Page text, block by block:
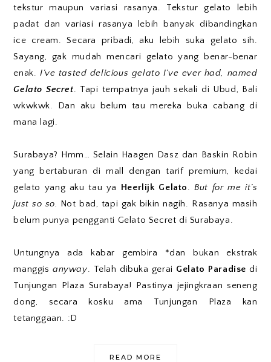
tekstur maupun variasi rasanya. Tekstur gelato lebih
padat dan variasi rasanya lebih banyak dibandingkan
ice cream. Secara pribadi, aku lebih suka gelato sih.
Sayang, gak mudah mencari gelato yang benar-benar
enak. I’ve tasted delicious gelato I’ve ever had, named
Gelato Secret. Tapi tempatnya jauh sekali di Ubud, Bali
wkwkwk. Dan aku belum tau mereka buka cabang di
mana lagi.
Surabaya? Hmm… Selain Haagen Dasz dan Baskin Robin
yang bertaburan di mall dengan tarif premium, kedai
gelato yang aku tau ya Heerlijk Gelato.But for me it’s
just so so. Not bad, tapi gak bikin nagih. Rasanya masih
belum punya pengganti Gelato Secret di Surabaya.
Untungnya ada kabar gembira *dan bukan ekstrak
manggis anyway. Telah dibuka gerai Gelato Paradise di
Tunjungan Plaza Surabaya! Pastinya jejingkraan seneng
dong, secara kosku ama Tunjungan Plaza kan
tetanggaan. :D
READ MORE